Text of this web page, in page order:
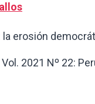
2021 Nº 22: